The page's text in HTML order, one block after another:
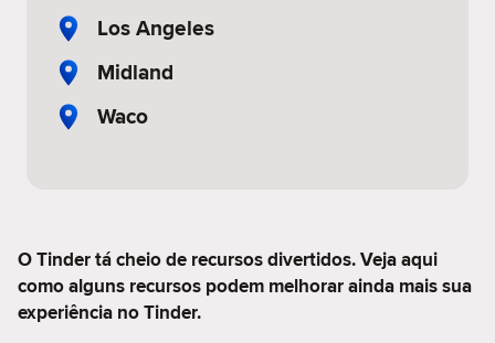
Los Angeles
Midland
Waco
O Tinder tá cheio de recursos divertidos. Veja aqui
como alguns recursos podem melhorar ainda mais sua
experiência no Tinder.